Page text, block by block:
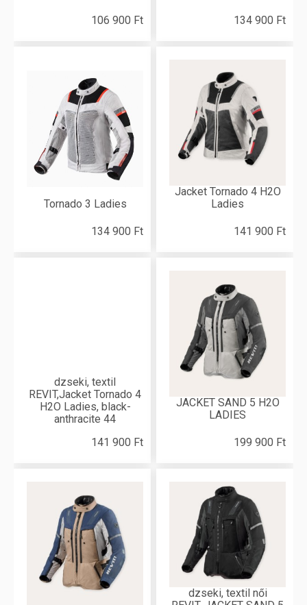
106 900 Ft 134 900 Ft
Tornado 3 Ladies
134 900 Ft
Jacket Tornado 4 H2O
Ladies
141 900 Ft
dzseki, textil
REVIT,Jacket Tornado 4
H2O Ladies, black-
anthracite 44
141 900 Ft
JACKET SAND 5 H2O
LADIES
199 900 Ft
dzseki, textil női